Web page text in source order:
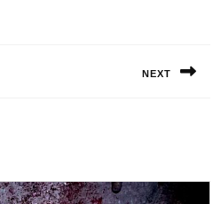
NEXT